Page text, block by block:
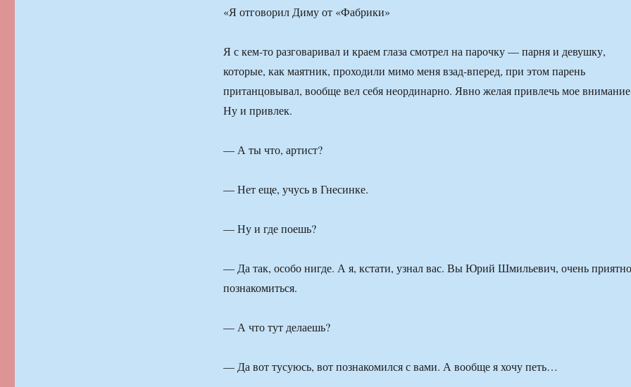
«Я отговорил Диму от «Фабрики»
Я с кем-то разговаривал и краем глаза смотрел на парочку — парня и девушку,
которые, как маятник, проходили мимо меня взад-вперед, при этом парень
пританцовывал, вообще вел себя неординарно. Явно желая привлечь мое
Ну и привлек.
— А ты что, артист?
— Нет еще, учусь в Гнесинке.
— Ну и где поешь?
— Да так, особо нигде. А я, кстати, узнал вас. Вы Юрий Шмильевич, очень приятно
познакомиться.
— А что тут делаешь?
— Да вот тусуюсь, вот познакомился с вами. А вообще я хочу петь…